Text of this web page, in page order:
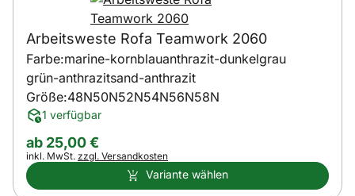
Arbeitsweste Rofa Teamwork 2060
Farbe:marine-kornblauanthrazit-dunkelgrau
grün-anthrazitsand-anthrazit
Größe:48N50N52N54N56N58N
1 verfügbar
ab:
ab 25,00€
Steuerhinweis:
inkl. MwSt. zzgl. Versandkosten
Variante wählen